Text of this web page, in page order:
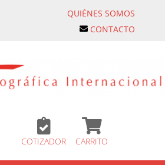
QUIÉNES SOMOS
CONTACTO

COTIZADOR

CARRITO